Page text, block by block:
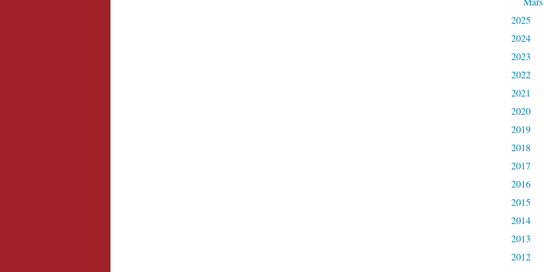
2025
2024
2023
2022
2021
2020
2019
2018
2017
2016
2015
2014
2013
2012